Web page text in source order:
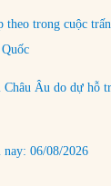
theo trong cuộc
Âu do dự hỗ
06/08/2026